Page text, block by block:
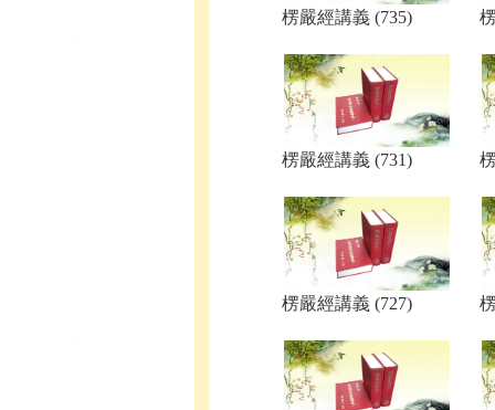
楞嚴經講義 (735)
楞嚴經講義 (731)
楞嚴經講義 (727)